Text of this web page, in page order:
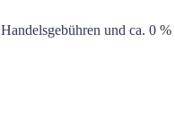
Handelsgebühren und ca. 0 %